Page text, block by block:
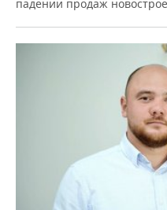
падении продаж